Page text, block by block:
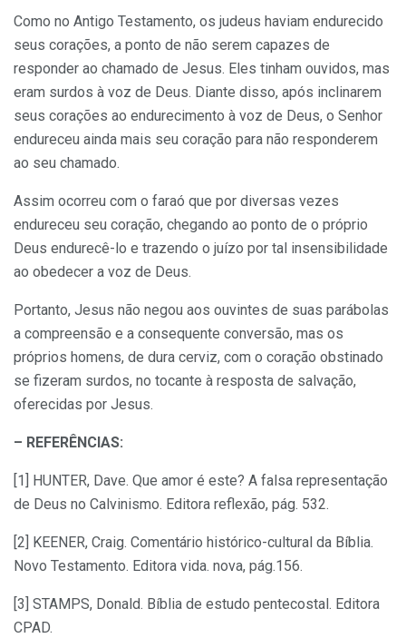
Como no Antigo Testamento, os judeus haviam endurecido
seus corações, a ponto de não serem capazes de
responder ao chamado de Jesus. Eles tinham ouvidos, mas
eram surdos à voz de Deus. Diante disso, após inclinarem
seus corações ao endurecimento à voz de Deus, o Senhor
endureceu ainda mais seu coração para não responderem
ao seu chamado.
Assim ocorreu com o faraó que por diversas vezes
endureceu seu coração, chegando ao ponto de o próprio
Deus endurecê-lo e trazendo o juízo por tal insensibilidade
ao obedecer a voz de Deus.
Portanto, Jesus não negou aos ouvintes de suas parábolas
a compreensão e a consequente conversão, mas os
próprios homens, de dura cerviz, com o coração obstinado
se fizeram surdos, no tocante à resposta de salvação,
oferecidas por Jesus.
– REFERÊNCIAS:
[1] HUNTER, Dave. Que amor é este? A falsa representação
de Deus no Calvinismo. Editora reflexão, pág. 532.
[2] KEENER, Craig. Comentário histórico-cultural da Bíblia.
Novo Testamento. Editora vida. nova, pág.156.
[3] STAMPS, Donald. Bíblia de estudo pentecostal. Editora
CPAD.